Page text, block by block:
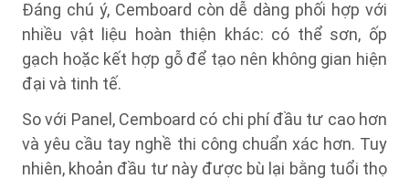
Đáng chú ý, Cemboard còn dễ dàng phối hợp với
nhiều vật liệu hoàn thiện khác: có thể sơn, ốp
gạch hoặc kết hợp gỗ để tạo nên không gian hiện
đại và tinh tế.
So với Panel, Cemboard có chi phí đầu tư cao hơn
và yêu cầu tay nghề thi công chuẩn xác hơn. Tuy
nhiên, khoản đầu tư này được bù lại bằng tuổi thọ